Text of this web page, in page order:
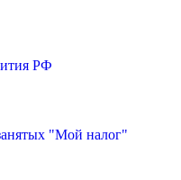
РФ
"Мой налог"